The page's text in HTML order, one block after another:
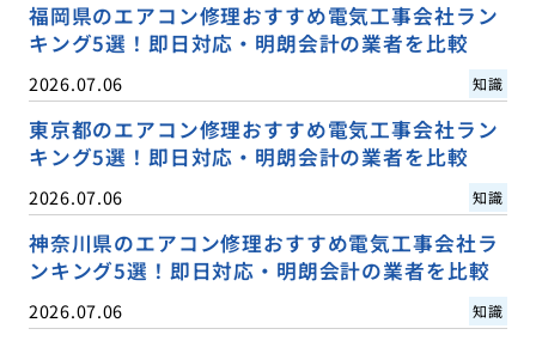
福岡県のエアコン修理おすすめ電気工事会社ラン
キング5選！即日対応・明朗会計の業者を比較
2026.07.06 知識
東京都のエアコン修理おすすめ電気工事会社ラン
キング5選！即日対応・明朗会計の業者を比較
2026.07.06 知識
神奈川県のエアコン修理おすすめ電気工事会社ラ
ンキング5選！即日対応・明朗会計の業者を比較
2026.07.06 知識